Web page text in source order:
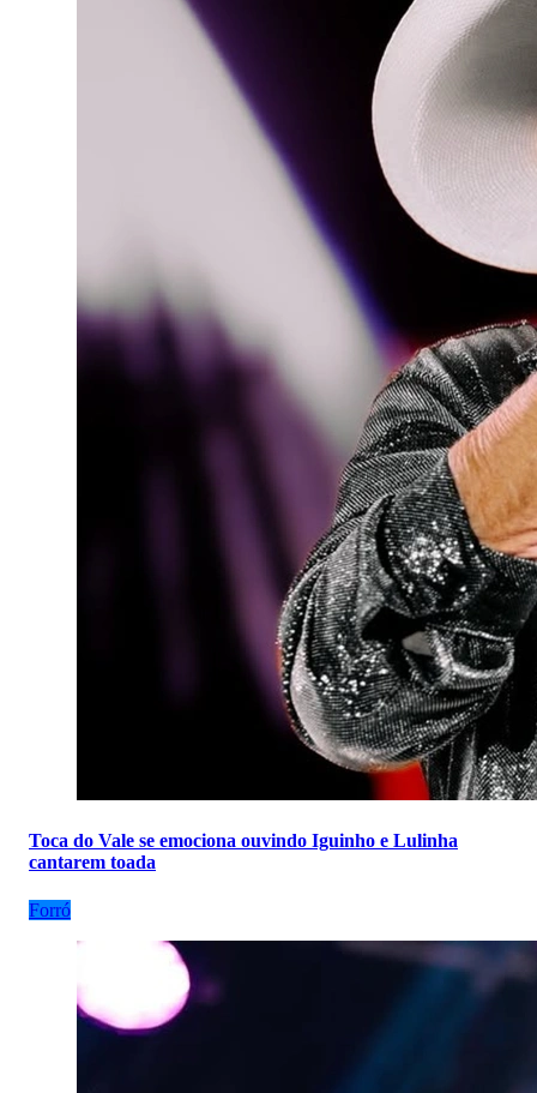
Toca do Vale se emociona ouvindo Iguinho e Lulinha
cantarem toada
Forró